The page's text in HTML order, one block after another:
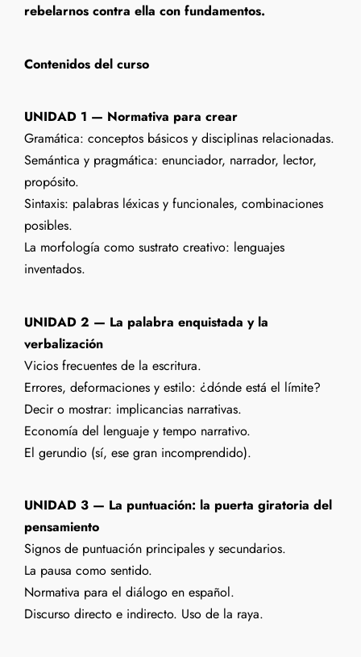
rebelarnos contra ella con fundamentos.
Contenidos del curso
UNIDAD 1 — Normativa para crear
Gramática: conceptos básicos y disciplinas relacionadas.
Semántica y pragmática: enunciador, narrador, lector,
propósito.
Sintaxis: palabras léxicas y funcionales, combinaciones
posibles.
La morfología como sustrato creativo: lenguajes
inventados.
UNIDAD 2 — La palabra enquistada y la
verbalización
Vicios frecuentes de la escritura.
Errores, deformaciones y estilo: ¿dónde está el límite?
Decir o mostrar: implicancias narrativas.
Economía del lenguaje y tempo narrativo.
El gerundio (sí, ese gran incomprendido).
UNIDAD 3 — La puntuación: la puerta giratoria del
pensamiento
Signos de puntuación principales y secundarios.
La pausa como sentido.
Normativa para el diálogo en español.
Discurso directo e indirecto. Uso de la raya.